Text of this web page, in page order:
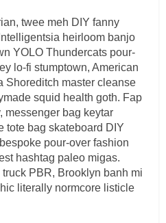
twee meh DIY fanny
heirloom banjo
YOLO Thundercats pour-
lo-fi stumptown, American
Shoreditch master cleanse
squid health goth. Fap
messenger bag keytar
tote bag skateboard DIY
pour-over fashion
hashtag paleo migas.
PBR, Brooklyn banh mi
literally normcore listicle